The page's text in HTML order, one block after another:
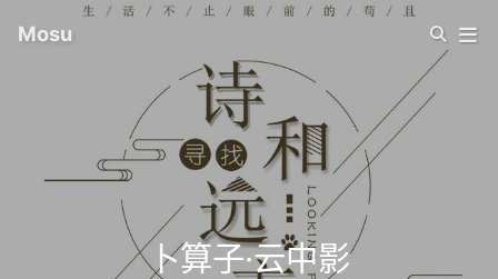
Mosu
卜算子·云中影